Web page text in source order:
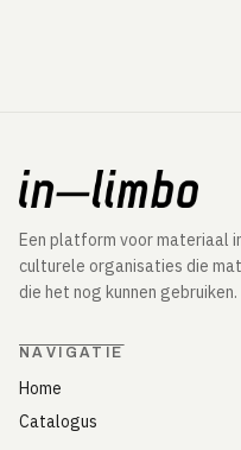
Een platform voor materiaal
culturele organisaties die
die het nog kunnen gebruiken.
NAVIGATIE
Home
Catalogus